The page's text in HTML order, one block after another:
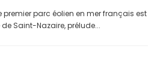
premier parc éolien en mer français est
Saint-Nazaire, prélude...